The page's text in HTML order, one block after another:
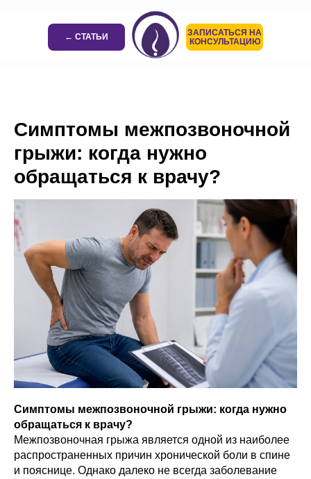
← СТАТЬИ
ЗАПИСАТЬСЯ НА
КОНСУЛЬТАЦИЮ
Симптомы межпозвоночной
грыжи: когда нужно
обращаться к врачу?
Симптомы межпозвоночной грыжи: когда нужно
обращаться к врачу?
Межпозвоночная грыжа является одной из наиболее
распространенных причин хронической боли в спине
и пояснице. Однако далеко не всегда заболевание